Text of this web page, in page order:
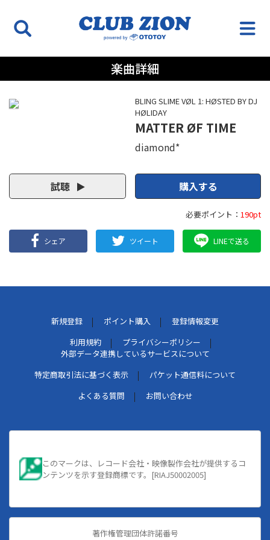
楽曲詳細
BLING SLIME VØL 1: HØSTED BY DJ
HØLIDAY
MATTER ØF TIME
diamond*
試聴 購入する
必要ポイント： 190pt
シェア ツイート LINEで送る
新規登録 ポイント購入
登録情報変更
利用規約
プライバシーポリシー
外部データ連携しているサービスについて
特定商取引法に基づく表示
パケット通信料について
よくある質問
お問い合わせ
このマークは、レコード会社・映像製作会社が提供するコ
ンテンツを示す登録商標です。[RIAJ50002005]
著作権管理団体許諾番号